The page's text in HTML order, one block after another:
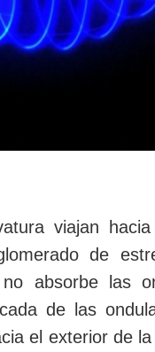
viajan
de
absorbe las
de las
el exterior de